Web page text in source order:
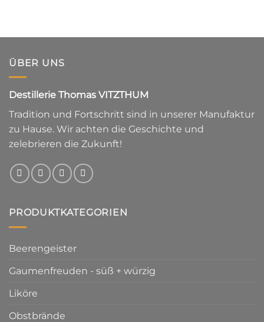
ÜBER UNS
Destillerie Thomas VITZTHUM
Tradition und Fortschritt sind in unserer Manufaktur
zu Hause. Wir achten die Geschichte und
zelebrieren die Zukunft!
PRODUKTKATEGORIEN
Beerengeister
Gaumenfreuden - süß + würzig
Liköre
Obstbrände